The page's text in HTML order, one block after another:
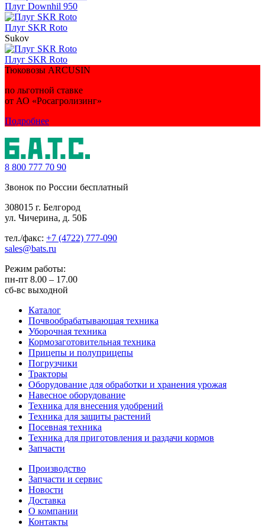
Плуг Downhil 950
Плуг SKR Roto
Sukov
Плуг SKR Roto
Тюковозы ARCUSIN
по льготной ставке
от АО «Росагролизинг»
Подробнее
8 800 777 70 90
Звонок по России бесплатный
308015 г. Белгород
ул. Чичерина, д. 50Б
тел./факс: +7 (4722) 777-090
sales@bats.ru
Режим работы:
пн-пт 8.00 – 17.00
сб-вс выходной
Каталог
Почвообрабатывающая техника
Уборочная техника
Кормозаготовительная техника
Прицепы и полуприцепы
Погрузчики
Тракторы
Оборудование для обработки и хранения урожая
Навесное оборудование
Техника для внесения удобрений
Техника для защиты растений
Посевная техника
Техника для приготовления и раздачи кормов
Запчасти
Производство
Запчасти и сервис
Новости
Доставка
О компании
Контакты